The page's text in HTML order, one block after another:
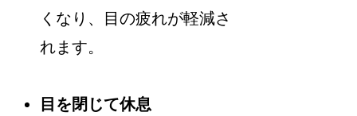
くなり、目の疲れが軽減さ
れます。
目を閉じて休息